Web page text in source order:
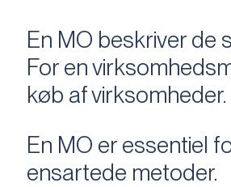
En MO beskriver de
For en
køb af virksomheder.
En MO er essentiel
ensartede metoder.